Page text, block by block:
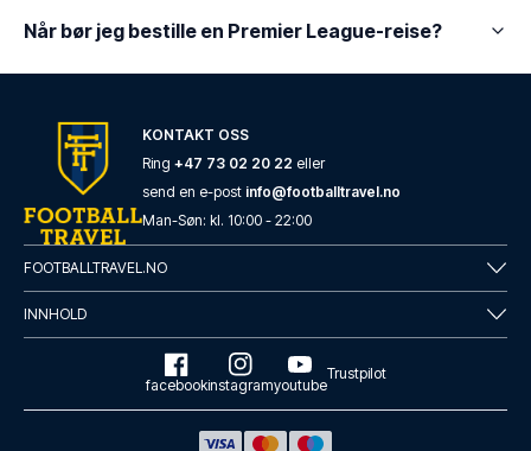
Når bør jeg bestille en Premier League-reise?
KONTAKT OSS
Ring +47 73 02 20 22 eller
send en e-post info@footballtravel.no
Man-Søn: kl. 10:00 - 22:00
FOOTBALLTRAVEL.NO
INNHOLD
facebookinstagramyoutube
Trustpilot